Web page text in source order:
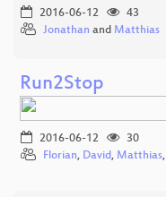
2016-06-12
43
Jonathan and Matthias
Run2Stop
2016-06-12
30
Florian, David, Matthias,